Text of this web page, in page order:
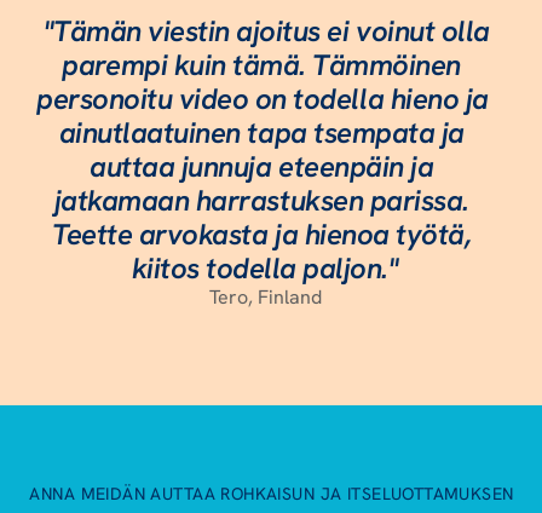
ANNA MEIDÄN AUTTAA ROHKAISUN JA ITSELUOTTAMUKSEN
"Tämän viestin ajoitus ei voinut olla
parempi kuin tämä. Tämmöinen
personoitu video on todella hieno ja
ainutlaatuinen tapa tsempata ja
auttaa junnuja eteenpäin ja
jatkamaan harrastuksen parissa.
Teette arvokasta ja hienoa työtä,
kiitos todella paljon."
Tero, Finland